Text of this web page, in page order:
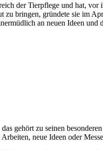
der Tierpflege und hat,
bringen, gründete sie im
an neuen Ideen
gehört zu seinen
neue Ideen oder